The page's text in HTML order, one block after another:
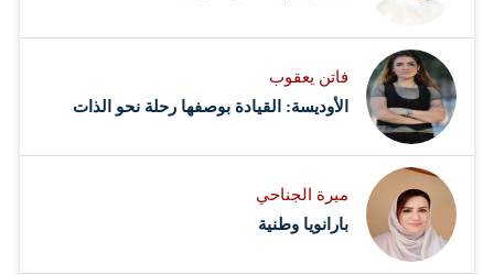
فاتن يعقوب
الأوديسة: القيادة بوصفها رحلة نحو الذات
ميرة الجناحي
بارانويا وطنية